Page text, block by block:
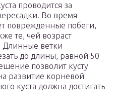
проводится за
Во время
поврежденные побеги,
те, чей возраст
Длинные ветки
до длины, равной 50
позволит кусту
развитие корневой
куста должна достигать